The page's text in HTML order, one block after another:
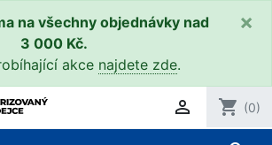
na všechny objednávky nad
3 000 Kč.
akce najdete zde.
×
 shopping_cart (0)